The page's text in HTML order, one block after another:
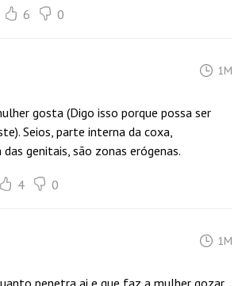
6 0
1M
gosta (Digo isso porque possa ser
Seios, parte interna da coxa,
genitais, são zonas erógenas.
4 0
1M
penetra ai e que faz a mulher gozar